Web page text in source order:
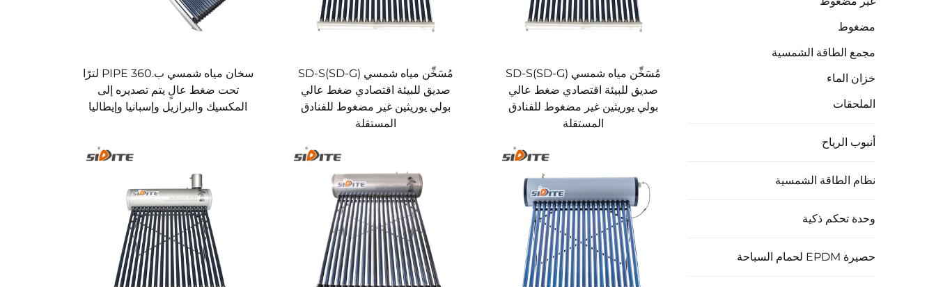
مضغوط
مجمع الطاقة الشمسية
خزان الماء
الملحقات
أنبوب الرياح
نظام الطاقة الشمسية
وحدة تحكم ذكية
حصيرة EPDM لحمام السباحة
مُسَخِّن مياه شمسي SD-S(SD-G)
صديق للبيئة اقتصادي ضغط عالي
بولي يوريثين غير مضغوط للفنادق
المستقلة
مُسَخِّن مياه شمسي SD-S(SD-G)
صديق للبيئة اقتصادي ضغط عالي
بولي يوريثين غير مضغوط للفنادق
المستقلة
سخان مياه شمسي ب.PIPE 360 لترًا
تحت ضغط عالٍ يتم تصديره إلى
المكسيك والبرازيل وإسبانيا وإيطاليا